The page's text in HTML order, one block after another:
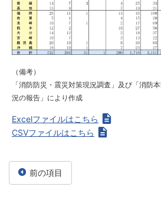
（備考）
「消防防災・震災対策現況調査」及び「消防
況の報告」により作成
Excelファイルはこちら
CSVファイルはこちら
前の項目